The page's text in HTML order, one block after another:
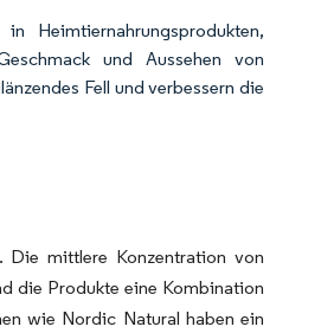
Heimtiernahrungsprodukten,
und Aussehen von
Fell und verbessern die
Die mittlere Konzentration von
die Produkte eine Kombination
wie Nordic Natural haben ein